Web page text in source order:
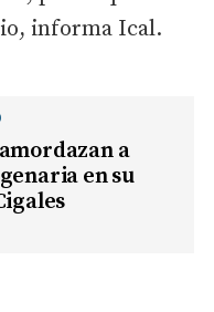
informa Ical.
a
en su